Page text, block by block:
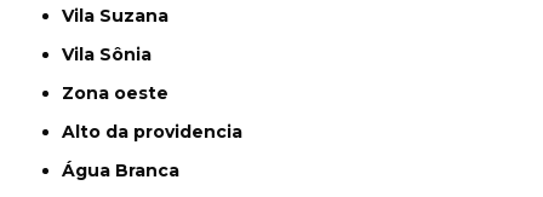
Vila Suzana
Vila Sônia
Zona oeste
alto da providencia
Água Branca